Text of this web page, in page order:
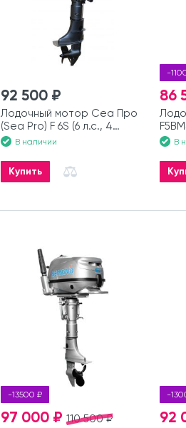
92 500 ₽
Лодочный мотор Сеа Про
(Sea Pro) F 6S (6 л.с., 4
такта)
В наличии
Купить
-
86
В
-13500 ₽
110 500 ₽
97 000 ₽
-
92